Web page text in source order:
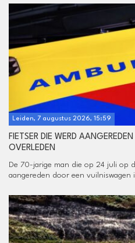
Leiden, 7 augustus 2026, 15:59
FIETSER DIE WERD
OVERLEDEN
De 70-jarige man die op 24 juli op
aangereden door een vuilniswagen